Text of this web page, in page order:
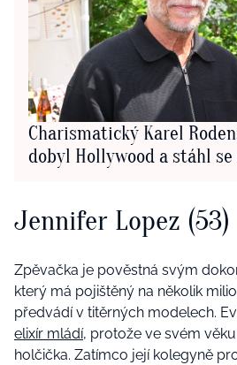
Charismatický Karel
dobyl Hollywood a stáhl
Jennifer Lopez (53)
Zpěvačka je pověstná svým
který má pojištěný na několik
předvádí v titěrných modelech.
elixír mládí, protože ve svém
holčička. Zatímco její kolegyně